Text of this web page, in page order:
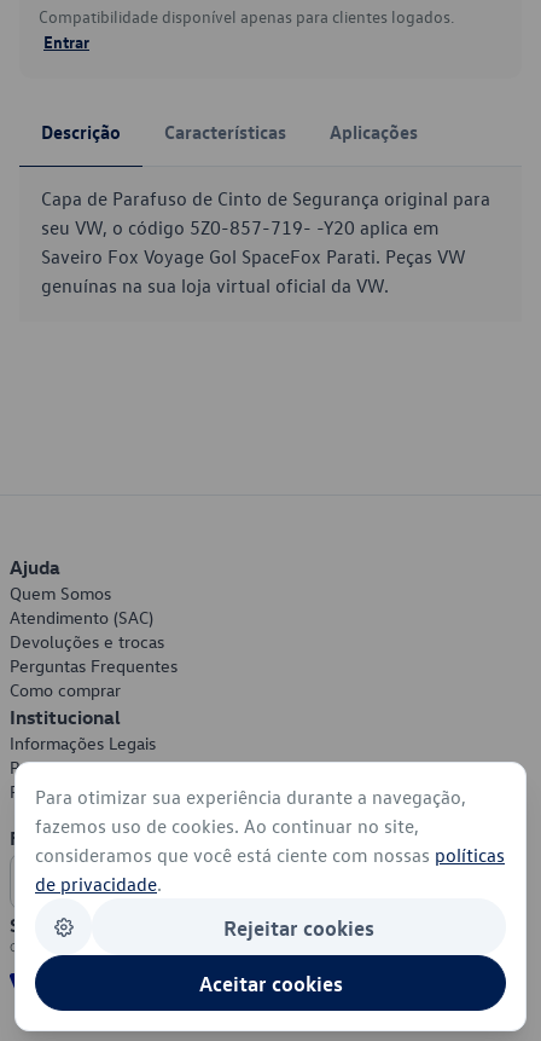
Compatibilidade disponível apenas para clientes logados.
Entrar
Descrição Características Aplicações
Capa de Parafuso de Cinto de Segurança original para
seu VW, o código 5Z0-857-719- -Y20 aplica em
Saveiro Fox Voyage Gol SpaceFox Parati. Peças VW
genuínas na sua loja virtual oficial da VW.
Ajuda
Quem Somos
Atendimento (SAC)
Devoluções e trocas
Perguntas Frequentes
Como comprar
Institucional
Informações Legais
Política de Privacidade
Política de Cookies
Formas de Pagamento
Segurança
Para otimizar sua experiência durante a navegação,
fazemos uso de cookies. Ao continuar no site,
consideramos que você está ciente com nossas políticas
de privacidade.
Rejeitar cookies
Aceitar cookies